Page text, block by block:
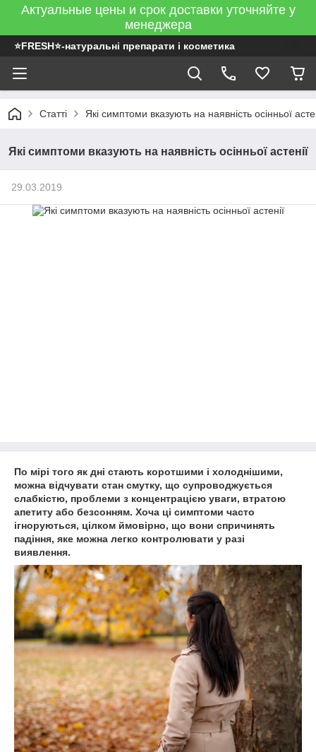
Актуальные цены и срок доставки уточняйте у
менеджера
⭐FRESH⭐-натуральні препарати і косметика
Статті Які симптоми вказують на наявність осінньої
Які симптоми вказують на наявність осінньої астенії
29.03.2019
По мірі того як дні стають коротшими і холоднішими,
можна відчувати стан смутку, що супроводжується
слабкістю, проблеми з концентрацією уваги, втратою
апетиту або безсонням. Хоча ці симптоми часто
ігноруються, цілком ймовірно, що вони спричинять
падіння, яке можна легко контролювати у разі
виявлення.